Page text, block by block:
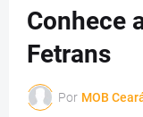
Conhece
Fetrans
Por MOB